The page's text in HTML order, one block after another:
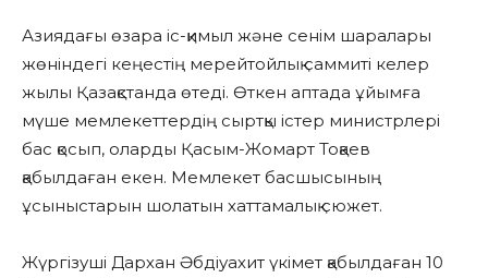
Азиядағы өзара іс-қимыл және сенім шаралары
жөніндегі кеңестің мерейтойлық саммиті келер
жылы Қазақстанда өтеді. Өткен аптада ұйымға
мүше мемлекеттердің сыртқы істер министрлері
бас қосып, оларды Қасым-Жомарт Тоқаев
қабылдаған екен. Мемлекет басшысының
ұсыныстарын шолатын хаттамалық сюжет.
Жүргізуші Дархан Әбдіуахит үкімет қабылдаған 10